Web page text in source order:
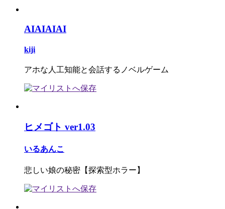
AIAIAIAI
kiji
アホな人工知能と会話するノベルゲーム
ヒメゴト ver1.03
いるあんこ
悲しい娘の秘密【探索型ホラー】